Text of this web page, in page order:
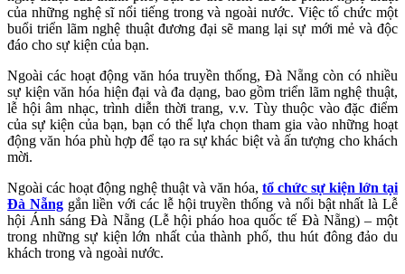
của những nghệ sĩ nổi tiếng trong và ngoài nước. Việc tổ chức một
buổi triển lãm nghệ thuật đương đại sẽ mang lại sự mới mẻ và độc
đáo cho sự kiện của bạn.
Ngoài các hoạt động văn hóa truyền thống, Đà Nẵng còn có nhiều
sự kiện văn hóa hiện đại và đa dạng, bao gồm triển lãm nghệ thuật,
lễ hội âm nhạc, trình diễn thời trang, v.v. Tùy thuộc vào đặc điểm
của sự kiện của bạn, bạn có thể lựa chọn tham gia vào những hoạt
động văn hóa phù hợp để tạo ra sự khác biệt và ấn tượng cho khách
mời.
Ngoài các hoạt động nghệ thuật và văn hóa, tổ chức sự kiện lớn tại
Đà Nẵnggắn liền với các lễ hội truyền thống và nổi bật nhất là Lễ
hội Ánh sáng Đà Nẵng (Lễ hội pháo hoa quốc tế Đà Nẵng) – một
trong những sự kiện lớn nhất của thành phố, thu hút đông đảo du
khách trong và ngoài nước.